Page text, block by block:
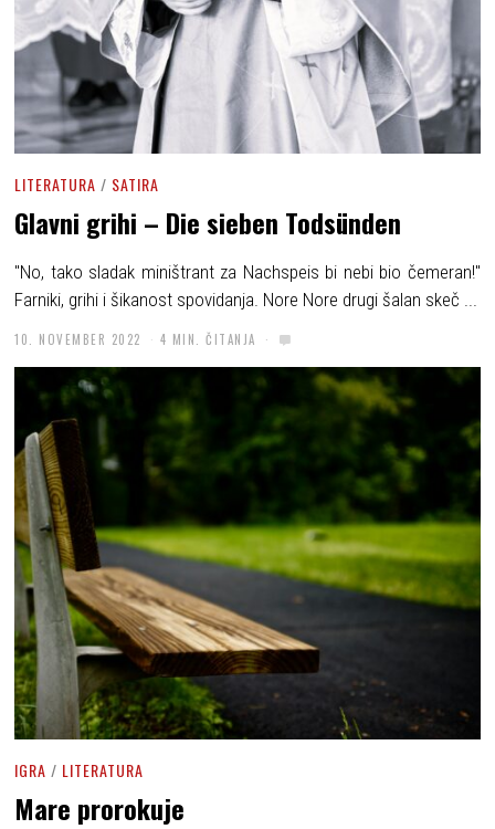
LITERATURA / SATIRA
Glavni grihi – Die sieben Todsünden
"No, tako sladak miništrant za Nachspeis bi nebi bio čemeran!"
Farniki, grihi i šikanost spovidanja. Nore Nore drugi šalan skeč ...
10. NOVEMBER 2022 4 MIN. ČITANJA
IGRA / LITERATURA
Mare prorokuje